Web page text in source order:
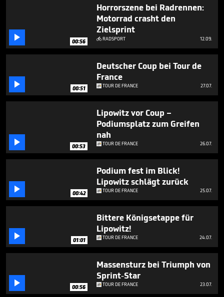
seconds
 00:56
Horrorszene bei Radrennen:
Motorrad crasht den
Zielsprint
RADSPORT 12.09.
 00:51
Deutscher Coup bei Tour de
France
TOUR DE FRANCE 27.07.
 00:53
Lipowitz vor Coup –
Podiumsplatz zum Greifen
nah
TOUR DE FRANCE 26.07.
 00:42
Podium fest im Blick!
Lipowitz schlägt zurück
TOUR DE FRANCE 25.07.
 01:01
Bittere Königsetappe für
Lipowitz!
TOUR DE FRANCE 24.07.
 00:56
Massensturz bei Triumph von
Sprint-Star
TOUR DE FRANCE 23.07.